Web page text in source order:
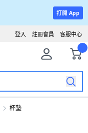
打開 App
客服中心
註冊會員
登入
杯墊